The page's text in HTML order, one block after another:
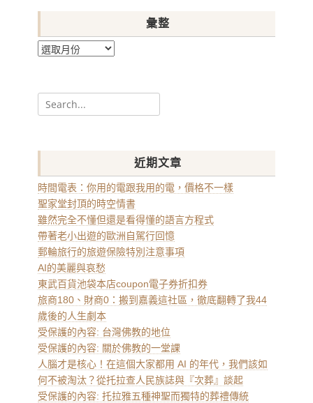
彙整
彙
Search
for:
近期文章
時間電表：你用的電跟我用的電，價格不一樣
聖家堂封頂的時空情書
雖然完全不懂但還是看得懂的語言方程式
帶著老小出遊的歐洲自駕行回憶
郵輪旅行的旅遊保險特別注意事項
AI的美麗與哀愁
東武百貨池袋本店coupon電子券折扣券
旅商180、財商0：搬到嘉義這社區，徹底翻轉了我44
歲後的人生劇本
受保護的內容: 台灣佛教的地位
受保護的內容: 關於佛教的一堂課
人腦才是核心！在這個大家都用 AI 的年代，我們該如
何不被淘汰？從托拉查人民族誌與『次葬』談起
受保護的內容: 托拉雅五種神聖而獨特的葬禮傳統